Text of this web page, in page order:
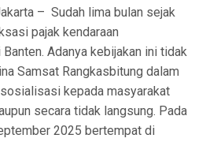
– Sudah lima bulan sejak
pajak kendaraan
Adanya kebijakan ini tidak
Samsat Rangkasbitung dalam
kepada masyarakat
secara tidak langsung. Pada
2025 bertempat di